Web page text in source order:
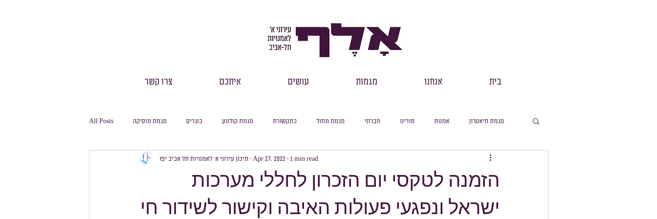
בית אנחנו מגמות עושים איתכם צרו קשר
All Posts מגמת מוסיקה בוגרים מגמת קולנוע בתקשורת מגמת מחול חברתי מורינו אמנות מגמת תיאטרון
חגיגה חינוך גופני סיכום חודשי עיוני למידה מקוונת מסלול תנך
מסלול היסטוריה
הזמנה לטקסי יום הזכרון לחללי מערכות
ישראל ונפגעי פעולות האיבה וקישור לשידור חי
תיכון עירוני א׳ לאמנויות תל אביב יפו Apr 27, 2022 1 min read